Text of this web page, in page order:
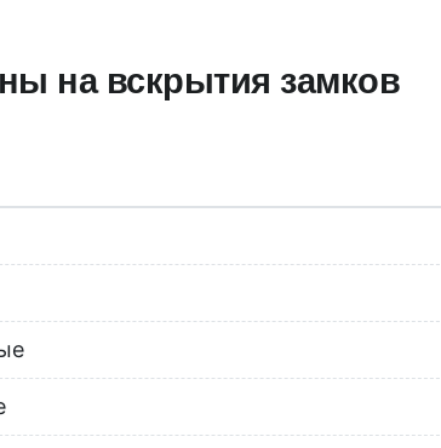
на вскрытия замков